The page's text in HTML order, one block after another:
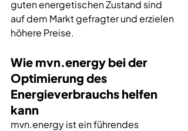
guten energetischen Zustand sind
auf dem Markt gefragter und erzielen
höhere Preise.
Wie mvn.energy bei der
Optimierung des
Energieverbrauchs helfen
kann
mvn.energy ist ein führendes